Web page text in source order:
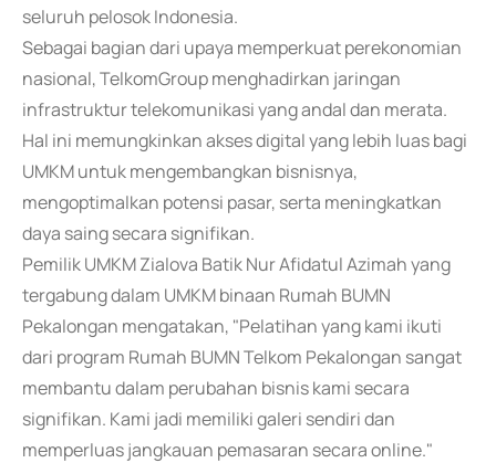
seluruh pelosok Indonesia.
Sebagai bagian dari upaya memperkuat perekonomian
nasional, TelkomGroup menghadirkan jaringan
infrastruktur telekomunikasi yang andal dan merata.
Hal ini memungkinkan akses digital yang lebih luas bagi
UMKM untuk mengembangkan bisnisnya,
mengoptimalkan potensi pasar, serta meningkatkan
daya saing secara signifikan.
Pemilik UMKM Zialova Batik Nur Afidatul Azimah yang
tergabung dalam UMKM binaan Rumah BUMN
Pekalongan mengatakan, "Pelatihan yang kami ikuti
dari program Rumah BUMN Telkom Pekalongan sangat
membantu dalam perubahan bisnis kami secara
signifikan. Kami jadi memiliki galeri sendiri dan
memperluas jangkauan pemasaran secara online."